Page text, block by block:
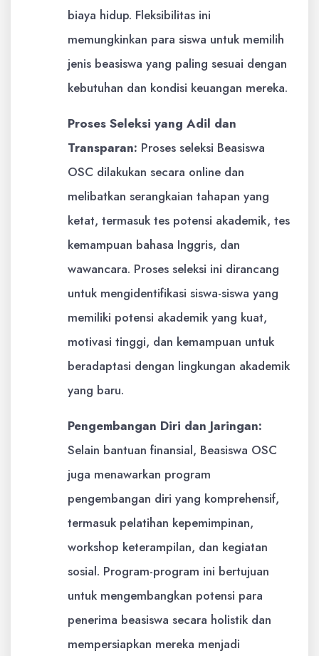
biaya hidup. Fleksibilitas ini
memungkinkan para siswa untuk memilih
jenis beasiswa yang paling sesuai dengan
kebutuhan dan kondisi keuangan mereka.
Proses Seleksi yang Adil dan
Transparan: Proses seleksi Beasiswa
OSC dilakukan secara online dan
melibatkan serangkaian tahapan yang
ketat, termasuk tes potensi akademik, tes
kemampuan bahasa Inggris, dan
wawancara. Proses seleksi ini dirancang
untuk mengidentifikasi siswa-siswa yang
memiliki potensi akademik yang kuat,
motivasi tinggi, dan kemampuan untuk
beradaptasi dengan lingkungan akademik
yang baru.
Pengembangan Diri dan Jaringan:
Selain bantuan finansial, Beasiswa OSC
juga menawarkan program
pengembangan diri yang komprehensif,
termasuk pelatihan kepemimpinan,
workshop keterampilan, dan kegiatan
sosial. Program-program ini bertujuan
untuk mengembangkan potensi para
penerima beasiswa secara holistik dan
mempersiapkan mereka menjadi